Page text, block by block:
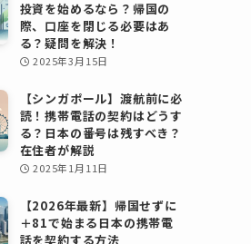
投資を始めるなら？帰国の
際、口座を閉じる必要はあ
る？疑問を解決！
2025年3月15日
【シンガポール】渡航前に必
読！携帯電話の契約はどうす
る？日本の番号は残すべき？
在住者が解説
2025年1月11日
【2026年最新】帰国せずに
＋81で始まる日本の携帯電
話を契約する方法